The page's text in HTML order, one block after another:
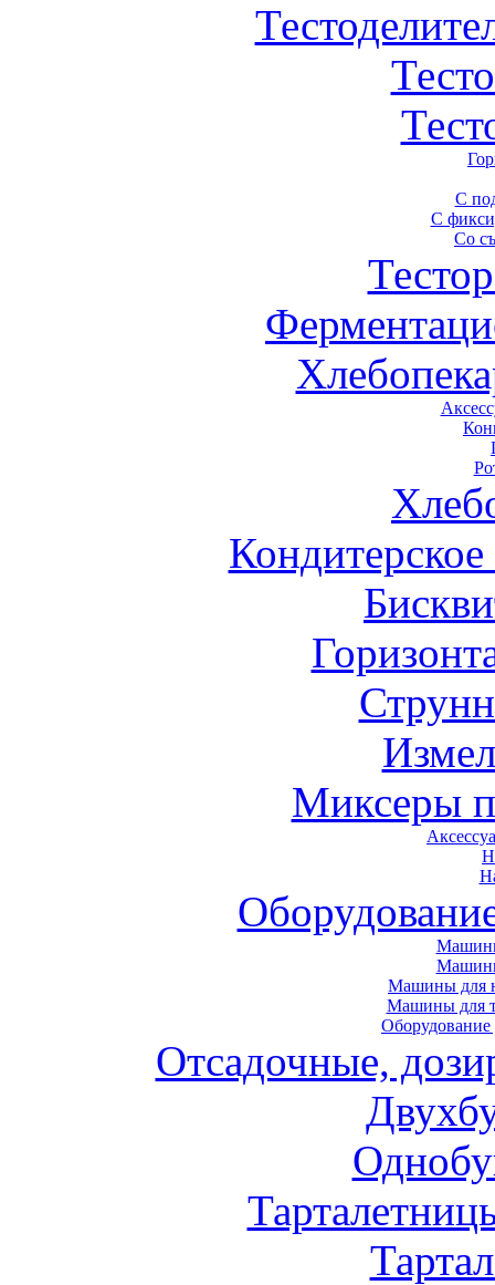
С
С
Со
Миксеры
Машины для
Машины для
Отсадочные,